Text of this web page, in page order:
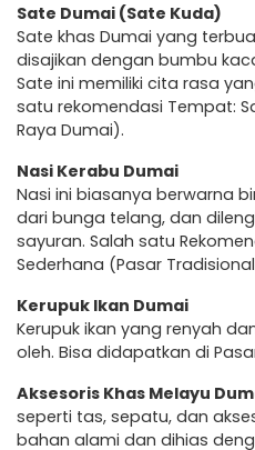
Sate Dumai (Sate Kuda)
Sate khas Dumai yang
disajikan dengan bumbu
Sate ini memiliki cita rasa
satu rekomendasi Tempat:
Raya Dumai).
Nasi Kerabu Dumai
Nasi ini biasanya berwarna
dari bunga telang, dan
sayuran. Salah satu
Sederhana (Pasar
Kerupuk Ikan Dumai
Kerupuk ikan yang renyah
oleh. Bisa didapatkan di
Aksesoris Khas Melayu
seperti tas, sepatu, dan
bahan alami dan dihias